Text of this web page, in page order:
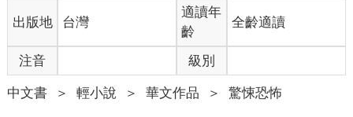
說了進去十九樓，便會永遠出不來。大概是傳來傳去，怪談就衍
生變體了，這種事也很常見。總之現在看到的都是有青夫人的版
本。
太好奇了，我也會碰上青夫人嗎？不過要是出不來的話，哈哈哈
就不用交稿了。
總之先入住那間旅館。
出版地 台灣
適讀年
齡
全齡適讀
注音 級別
中文書 ＞ 輕小說 ＞ 華文作品 ＞ 驚悚恐怖